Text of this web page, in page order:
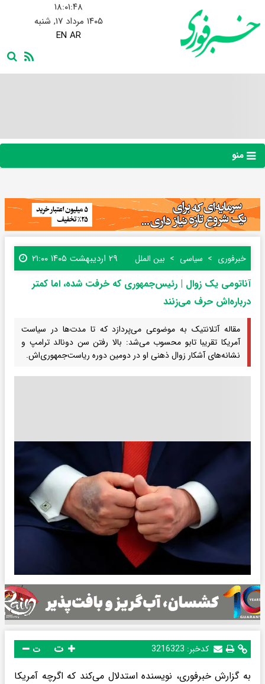
۱۸:۰۱:۴۹
۱۴۰۵ مرداد ۱۷, شنبه
EN AR
منو
خبرفوری سیاسی بین الملل ۲۹ اردیبهشت ۱۴۰۵ ۲۱:۰۰
آناتومی یک زوال | رئیس‌جمهوری که خرفت شده، اما کمتر
درباره‌اش حرف می‌زنند
مقاله آتلانتیک به موضوعی می‌پردازد که تا مدت‌ها در سیاست
آمریکا تقریبا تابو محسوب می‌شد: بالا رفتن سن دونالد ترامپ و
نشانه‌های آشکار زوال ذهنی او در دومین دوره ریاست‌جمهوری‌اش.
کدخبر: 3216323 ت
به گزارش خبرفوری، نویسنده استدلال می‌کند که اگرچه آمریکا